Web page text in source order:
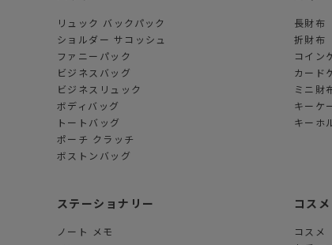
リュック バックパック
ショルダー サコッシュ
ファニーパック
ビジネスバッグ
ビジネスリュック
ボディバッグ
トートバッグ
ポーチ クラッチ
ボストンバッグ
長財布
折財布
コイン
カード
ミニ財
キーケ
キーホ
ステーショナリー
ノート メモ
コス
コスメ